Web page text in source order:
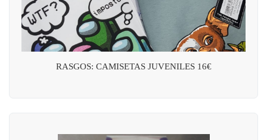
RASGOS: CAMISETAS JUVENILES 16€